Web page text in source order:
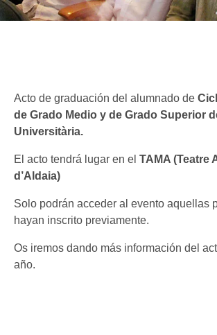
Acto de graduación del alumnado de
de Grado Medio y de Grado Superior
Universitària.
El acto tendrá lugar en el TAMA (Teatre
d’Aldaia)
Solo podrán acceder al evento aquellas
hayan inscrito previamente.
Os iremos dando más información del
año.